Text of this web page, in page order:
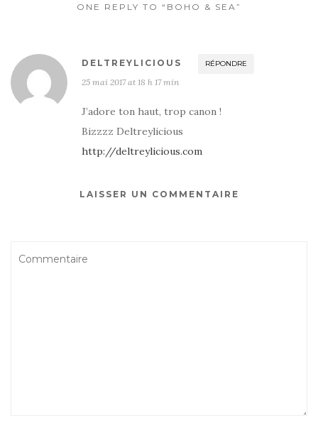
ONE REPLY TO “BOHO & SEA”
DELTREYLICIOUS RÉPONDRE
25 mai 2017 at 18 h 17 min
J’adore ton haut, trop canon !
Bizzzz Deltreylicious
http://deltreylicious.com
LAISSER UN COMMENTAIRE